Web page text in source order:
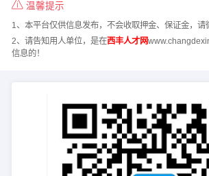
温馨提示
1、本平台仅供信息发布，不会收取押金、保证金，请
2、请告知用人单位，是在西丰人才网
信息的！